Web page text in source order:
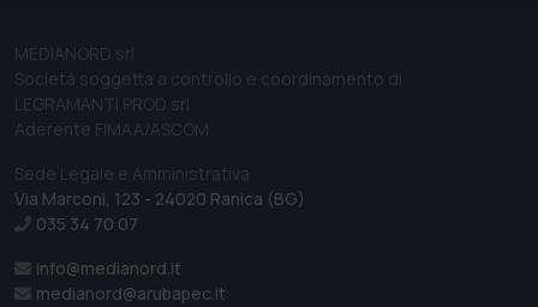
MEDIANORD srl
Società soggetta a controllo e coordinamento di
LEGRAMANTI PROD srl
Aderente FIMAA/ASCOM
Sede Legale e Amministrativa
Via Marconi, 123 - 24020 Ranica (BG)
035 34 70 07
info@medianord.it
medianord@arubapec.it